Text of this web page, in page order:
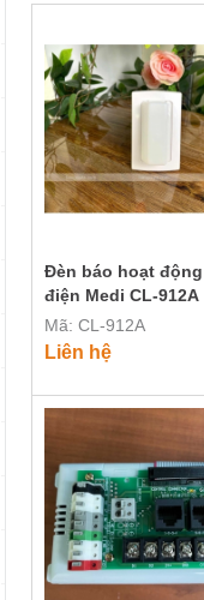
Đèn báo hoạt
điện Medi CL-912A
Mã: CL-912A
Liên hệ